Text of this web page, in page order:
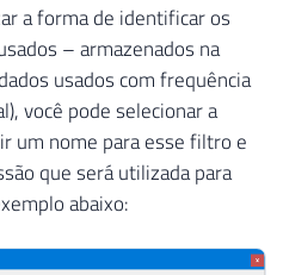
a forma de identificar os
– armazenados na
usados com frequência
você pode selecionar a
um nome para esse filtro e
que será utilizada para
abaixo: